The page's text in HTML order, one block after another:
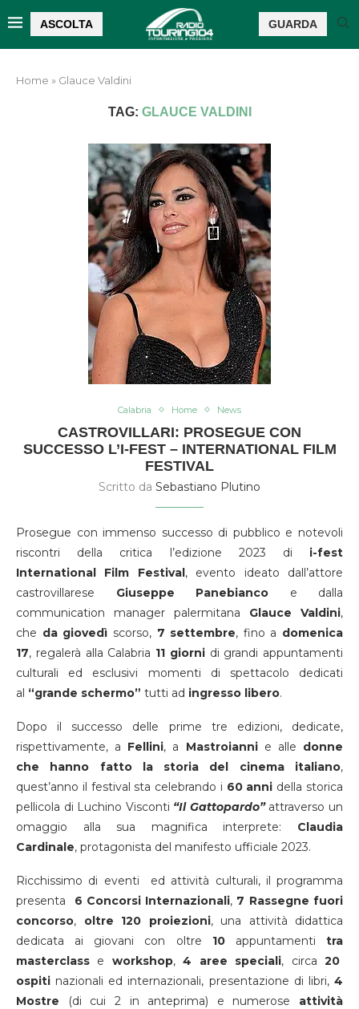
ASCOLTA GUARDA
Home » Glauce Valdini
TAG: GLAUCE VALDINI
Calabria Home News
CASTROVILLARI: PROSEGUE CON
SUCCESSO L’I-FEST – INTERNATIONAL FILM
FESTIVAL
Scritto da Sebastiano Plutino
Prosegue con immenso successo di pubblico e notevoli
riscontri della critica l’edizione 2023 di i-fest
International Film Festival, evento ideato dall’attore
castrovillarese Giuseppe Panebianco e dalla
communication manager palermitana Glauce Valdini,
che da giovedì scorso, 7 settembre, fino a domenica
17, regalerà alla Calabria 11 giornidi grandi appuntamenti
culturali ed esclusivi momenti di spettacolo dedicati
al “grande schermo” tutti ad ingresso libero.
Dopo il successo delle prime tre edizioni, dedicate,
rispettivamente, a Fellini, a Mastroiannie alle donne
che hanno fatto la storia del cinema italiano,
quest’anno il festival sta celebrando i 60 anni della storica
pellicola di Luchino Visconti “Il Gattopardo”attraverso un
omaggio alla sua magnifica interprete: Claudia
Cardinale, protagonista del manifesto ufficiale 2023.
Ricchissimo di eventi ed attività culturali, il programma
presenta 6 Concorsi Internazionali, 7 Rassegne fuori
concorso, oltre 120 proiezioni, una attività didattica
dedicata ai giovani con oltre 10appuntamentitra
masterclass e workshop,4 aree speciali, circa20
ospiti nazionali ed internazionali, presentazione di libri, 4
Mostre
(di cui 2 in anteprima) e numerose attività